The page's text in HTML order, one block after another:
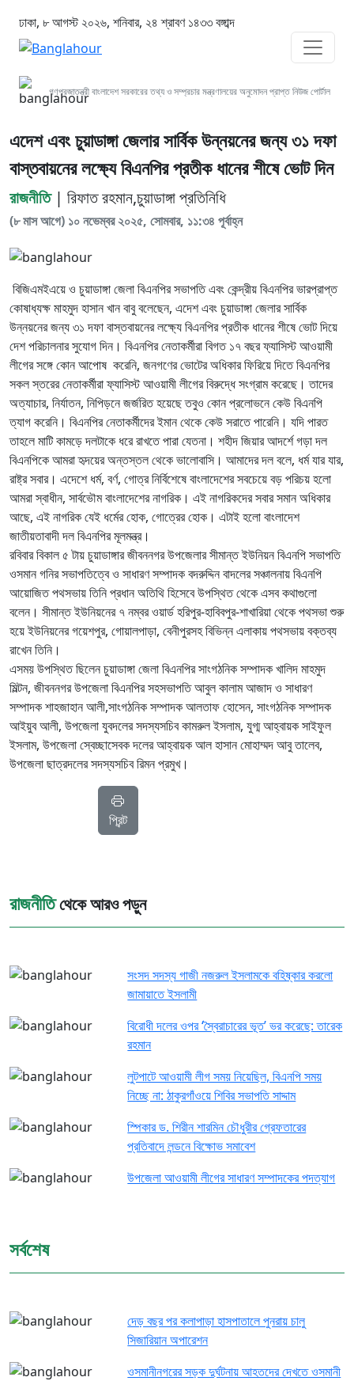
ঢাকা, ৮ আগস্ট ২০২৬, শনিবার, ২৪ শ্রাবণ ১৪৩৩ বঙ্গাব্দ
গণপ্রজাতন্ত্রী বাংলাদেশ সরকারের তথ্য ও সম্প্রচার মন্ত্রণালয়ের অনুমোদন প্রাপ্ত নিউজ পোর্টাল
এদেশ এবং চুয়াডাঙ্গা জেলার সার্বিক উন্নয়নের জন্য ৩১ দফা
বাস্তবায়নের লক্ষ্যে বিএনপির প্রতীক ধানের শীষে ভোট দিন
রাজনীতি| রিফাত রহমান,চুয়াডাঙ্গা প্রতিনিধি
(৮ মাস আগে) ১০ নভেম্বর ২০২৫, সোমবার, ১১:৩৪ পূর্বাহ্ন
বিজিএমইএয়ে ও চুয়াডাঙ্গা জেলা বিএনপির সভাপতি এবং কেন্দ্রীয় বিএনপির ভারপ্রাপ্ত
কোষাধ্যক্ষ মাহমুদ হাসান খান বাবু বলেছেন, এদেশ এবং চুয়াডাঙ্গা জেলার সার্বিক
উন্নয়নের জন্য ৩১ দফা বাস্তবায়নের লক্ষ্যে বিএনপির প্রতীক ধানের শীষে ভোট দিয়ে
দেশ পরিচালনার সুযোগ দিন। বিএনপির নেতাকর্মীরা বিগত ১৭ বছর ফ্যাসিস্ট আওয়ামী
লীগের সঙ্গে কোন আপোষ করেনি, জনগণের ভোটের অধিকার ফিরিয়ে দিতে বিএনপির
সকল স্তরের নেতাকর্মীরা ফ্যাসিস্ট আওয়ামী লীগের বিরুদ্ধে সংগ্রাম করেছে। তাদের
অত্যাচার, নির্যাতন, নিপিড়নে জর্জরিত হয়েছে তবুও কোন প্রলোভনে কেউ বিএনপি
ত্যাগ করেনি। বিএনপির নেতাকর্মীদের ইমান থেকে কেউ সরাতে পারেনি। যদি পারত
তাহলে মাটি কামড়ে দলটাকে ধরে রাখতে পারা যেতনা। শহীদ জিয়ার আদর্শে গড়া দল
বিএনপিকে আমরা হৃদয়ের অন্তস্তল থেকে ভালোবাসি। আমাদের দল বলে, ধর্ম যার যার,
রাষ্ট্র সবার। এদেশে ধর্ম, বর্ণ, গোত্র নির্বিশেষে বাংলাদেশের সবচেয়ে বড় পরিচয় হলো
আমরা স্বাধীন, সার্বভৌম বাংলাদেশের নাগরিক। এই নাগরিকদের সবার সমান অধিকার
আছে, এই নাগরিক যেই ধর্মের হোক, গোত্রের হোক। এটাই হলো বাংলাদেশ
জাতীয়তাবাদী দল বিএনপির মূলমন্ত্র।
রবিবার বিকাল ৫ টায় চুয়াডাঙ্গার জীবননগর উপজেলার সীমান্ত ইউনিয়ন বিএনপি সভাপতি
ওসমান গনির সভাপতিত্বে ও সাধারণ সম্পাদক বদরুদ্দিন বাদলের সঞ্চালনায় বিএনপি
আয়োজিত পথসভায় তিনি প্রধান অতিথি হিসেবে উপস্থিত থেকে এসব কথাগুলো
বলেন। সীমান্ত ইউনিয়নের ৭ নম্বর ওয়ার্ড হরিপুর-হাবিবপুর-শাখারিয়া থেকে পথসভা শুরু
হয়ে ইউনিয়নের গয়েশপুর, গোয়ালপাড়া, বেনীপুরসহ বিভিন্ন এলাকায় পথসভায় বক্তব্য
রাখেন তিনি।
এসময় উপস্থিত ছিলেন চুয়াডাঙ্গা জেলা বিএনপির সাংগঠনিক সম্পাদক খালিদ মাহমুদ
মিল্টন, জীবননগর উপজেলা বিএনপির সহসভাপতি আবুল কালাম আজাদ ও সাধারণ
সম্পাদক শাহজাহান আলী,সাংগঠনিক সম্পাদক আলতাফ হোসেন, সাংগঠনিক সম্পাদক
আইয়ুব আলী, উপজেলা যুবদলের সদস্যসচিব কামরুল ইসলাম, যুগ্ম আহ্বায়ক সাইফুল
ইসলাম, উপজেলা স্বেচ্ছাসেবক দলের আহ্বায়ক আল হাসান মোহাম্মদ আবু তালেব,
উপজেলা ছাত্রদলের সদস্যসচিব রিমন প্রমুখ।
প্রিন্ট
রাজনীতিথেকে আরও পড়ুন
সংসদ সদস্য গাজী নজরুল ইসলামকে বহিষ্কার করলো
জামায়াতে ইসলামী
বিরোধী দলের ওপর ‘স্বৈরাচারের ভূত’ ভর করেছে: তারেক
রহমান
লুটপাটে আওয়ামী লীগ সময় নিয়েছিল, বিএনপি সময়
নিচ্ছে না: ঠাকুরগাঁওয়ে শিবির সভাপতি সাদ্দাম
স্পিকার ড. শিরীন শারমিন চৌধুরীর গ্রেফতারের
প্রতিবাদে লন্ডনে বিক্ষোভ সমাবেশ
উপজেলা আওয়ামী লীগের সাধারণ সম্পাদকের পদত্যাগ
সর্বশেষ
দেড় বছর পর কলাপাড়া হাসপাতালে পুনরায় চালু
সিজারিয়ান অপারেশন
ওসমানীনগরের সড়ক দুর্ঘটনায় আহতদের দেখতে ওসমানী